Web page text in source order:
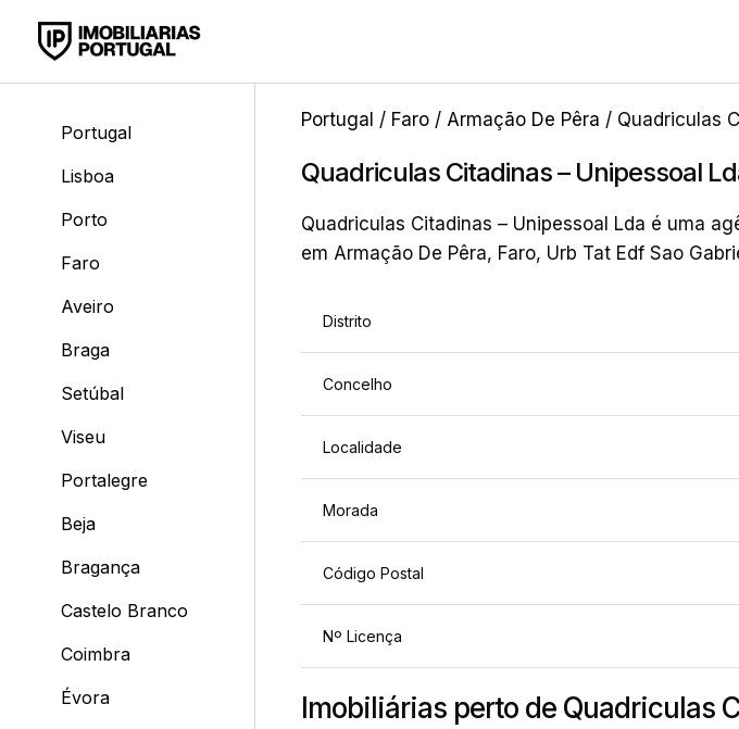
Portugal
Lisboa
Porto
Faro
Aveiro
Braga
Setúbal
Viseu
Portalegre
Beja
Bragança
Castelo Branco
Coimbra
Évora
Portugal / Faro/ Armação De Pêra / Quadriculas
Quadriculas Citadinas – Unipessoal
Quadriculas Citadinas – Unipessoal Lda é uma
em Armação De Pêra, Faro, Urb Tat Edf Sao
Distrito
Concelho
Localidade
Morada
Código Postal
Nº Licença
Imobiliárias perto de Quadriculas